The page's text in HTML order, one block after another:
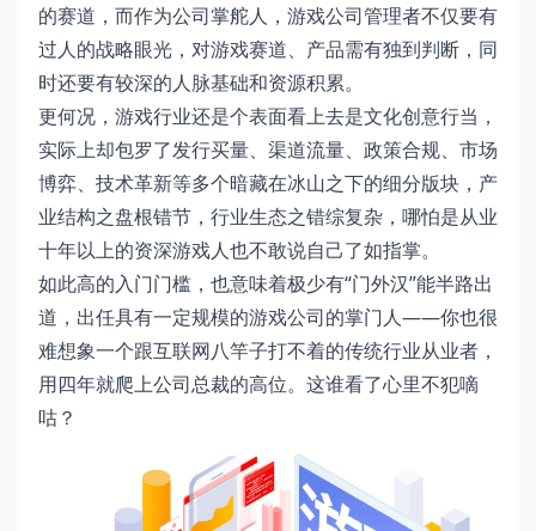
的赛道，而作为公司掌舵人，游戏公司管理者不仅要有
过人的战略眼光，对游戏赛道、产品需有独到判断，同
时还要有较深的人脉基础和资源积累。
更何况，游戏行业还是个表面看上去是文化创意行当，
实际上却包罗了发行买量、渠道流量、政策合规、市场
博弈、技术革新等多个暗藏在冰山之下的细分版块，产
业结构之盘根错节，行业生态之错综复杂，哪怕是从业
十年以上的资深游戏人也不敢说自己了如指掌。
如此高的入门门槛，也意味着极少有“门外汉”能半路出
道，出任具有一定规模的游戏公司的掌门人——你也很
难想象一个跟互联网八竿子打不着的传统行业从业者，
用四年就爬上公司总裁的高位。这谁看了心里不犯嘀
咕？